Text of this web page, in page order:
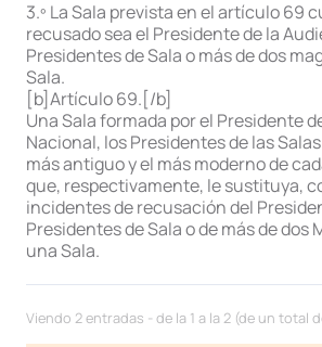
3.º La Sala prevista en el artículo 69
recusado sea el Presidente de la
Presidentes de Sala o más de dos
Sala.
[b]Artículo 69.[/b]
Una Sala formada por el Presidente
Nacional, los Presidentes de las
más antiguo y el más moderno de
que, respectivamente, le sustituya,
incidentes de recusación del
Presidentes de Sala o de más de dos
una Sala.
Viendo 2 entradas - de la 1 a la 2 (de un total